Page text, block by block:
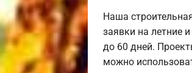
Наша
заявки на летние
до 60 дней.
можно